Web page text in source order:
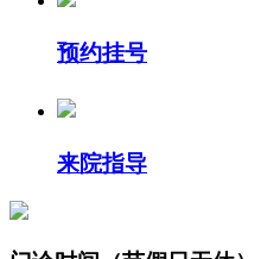
预约挂号
来院指导